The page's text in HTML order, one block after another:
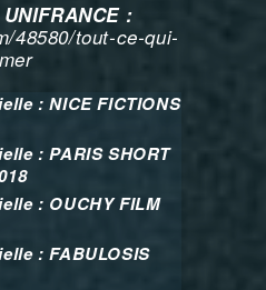
:
48580/tout-ce-qui-
: NICE FICTIONS
: PARIS SHORT
: OUCHY FILM
: FABULOSIS